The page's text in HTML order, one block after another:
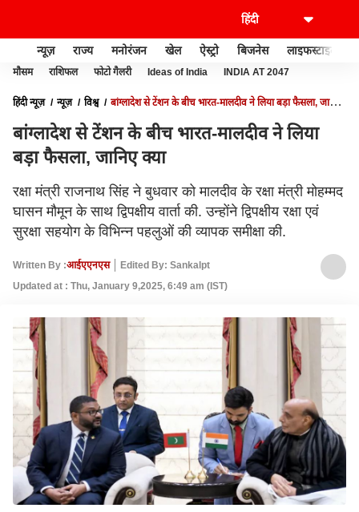
न्यूज़ राज्य मनोरंजन खेल ऐस्ट्रो बिजनेस लाइफस्टाइल
मौसम राशिफल फोटो गैलरी Ideas of India INDIA AT 2047
हिंदी न्यूज़ न्यूज़ विश्व
बांग्लादेश से टेंशन के बीच भारत-मालदीव ने लिया बड़ा फैसला, जानिए
बांग्लादेश से टेंशन के बीच भारत-मालदीव ने लिया
बड़ा फैसला, जानिए क्या
रक्षा मंत्री राजनाथ सिंह ने बुधवार को मालदीव के रक्षा मंत्री मोहम्मद
घासन मौमून के साथ द्विपक्षीय वार्ता की. उन्होंने द्विपक्षीय रक्षा एवं
सुरक्षा सहयोग के विभिन्न पहलुओं की व्यापक समीक्षा की.
Written By :आईएएनएस
Edited By: Sankalpt
Updated at : Thu, January 9,2025, 6:49 am (IST)